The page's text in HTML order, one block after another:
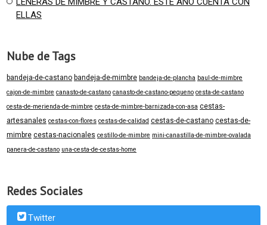
ELLAS
Nube de Tags
bandeja-de-castano bandeja-de-mimbre bandeja-de-plancha baul-de-mimbre
cajon-de-mimbre canasto-de-castano canasto-de-castano-pequeno cesta-de-castano
cesta-de-merienda-de-mimbre cesta-de-mimbre-barnizada-con-asa cestas-
artesanales cestas-con-flores cestas-de-calidad cestas-de-castano cestas-de-
mimbre cestas-nacionales cestillo-de-mimbre mini-canastilla-de-mimbre-ovalada
panera-de-castano una-cesta-de-cestas-home
Redes Sociales
Twitter